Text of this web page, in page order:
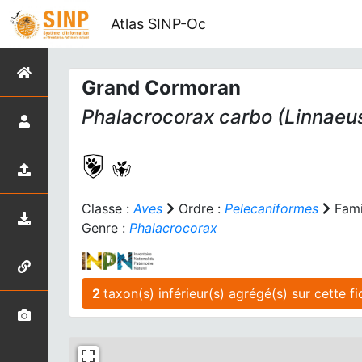
Atlas SINP-Oc
Grand Cormoran
Phalacrocorax carbo
Classe :Aves Ordre : Pelecaniformes
Genre : Phalacrocorax
2 taxon(s)